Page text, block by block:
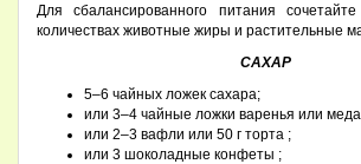
Для сбалансированного питания
количествах животные жиры и растительные
САХАР
5–6 чайных ложек сахара;
или 3–4 чайные ложки варенья или
или 2–3 вафли или 50 г торта ;
или 3 шоколадные конфеты ;